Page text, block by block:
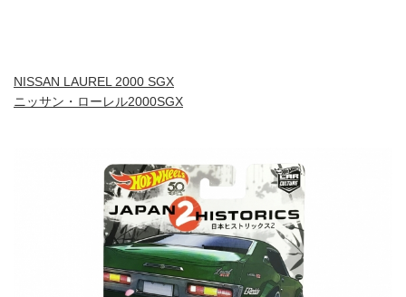
NISSAN LAUREL 2000 SGX
ニッサン・ローレル2000SGX